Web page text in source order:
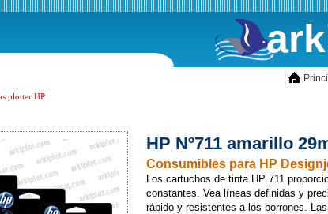
inicio
plotter HP
HP Nº711 amarillo
Consumibles para HP
Los cartuchos de tinta HP 711
constantes. Vea líneas definidas y
rápido y resistentes a los borrones.